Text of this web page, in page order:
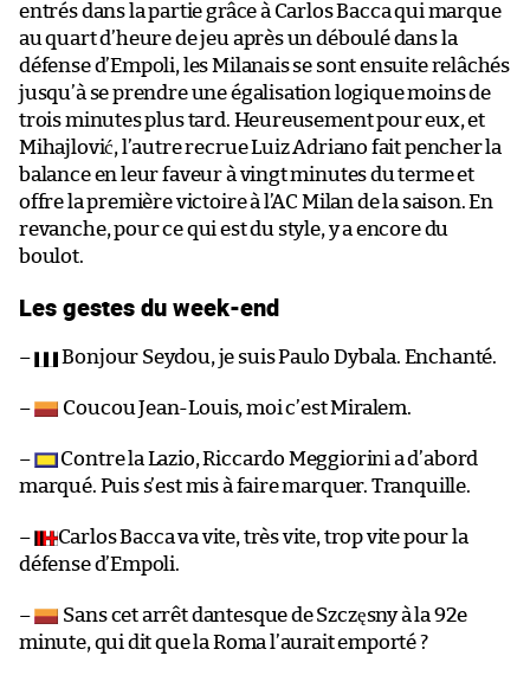
entrés dans la partie grâce à Carlos Bacca qui marque
au quart d’heure de jeu après un déboulé dans la
défense d’Empoli, les Milanais se sont ensuite relâchés
jusqu’à se prendre une égalisation logique moins de
trois minutes plus tard. Heureusement pour eux, et
Mihajlović, l’autre recrue Luiz Adriano fait pencher la
balance en leur faveur à vingt minutes du terme et
offre la première victoire à l’AC Milan de la saison. En
revanche, pour ce qui est du style, y a encore du
boulot.
Les gestes du week-end
– Bonjour Seydou, je suis Paulo Dybala. Enchanté.
– Coucou Jean-Louis, moi c’est Miralem.
–
Contre la Lazio, Riccardo Meggiorini a d’abord
marqué. Puis s’est mis à faire marquer. Tranquille.
–
Carlos Bacca va vite, très vite, trop vite pour la
défense d’Empoli.
–
Sans cet arrêt dantesque de Szczęsny à la 92e
minute, qui dit que la Roma l’aurait emporté ?